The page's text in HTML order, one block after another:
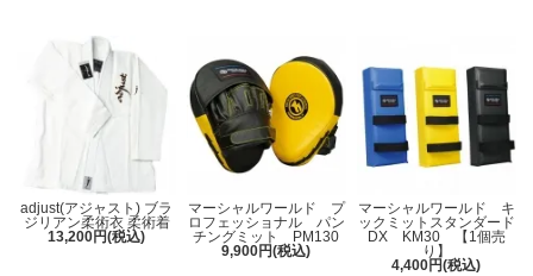
adjust(アジャスト) ブラ
ジリアン柔術衣 柔術着
13,200円(税込)
マーシャルワールド プ
ロフェッショナル パン
チングミット PM130
9,900円(税込)
マーシャルワールド キ
ックミットスタンダード
DX KM30 【1個売
り】
4,400円(税込)